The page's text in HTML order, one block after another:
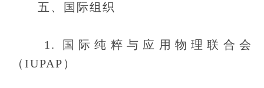
五、国际组织
1. 国际纯粹与应用物理联合会
（IUPAP）